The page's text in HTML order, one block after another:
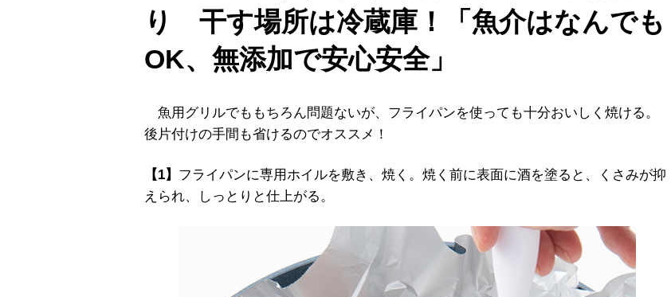
り 干す場所は冷蔵庫！「魚介はなんでも
OK、無添加で安心安全」
魚用グリルでももちろん問題ないが、フライパンを使っても十分おいしく焼ける。
後片付けの手間も省けるのでオススメ！
【1】 フライパンに専用ホイルを敷き、焼く。焼く前に表面に酒を塗ると、くさみが抑
えられ、しっとりと仕上がる。